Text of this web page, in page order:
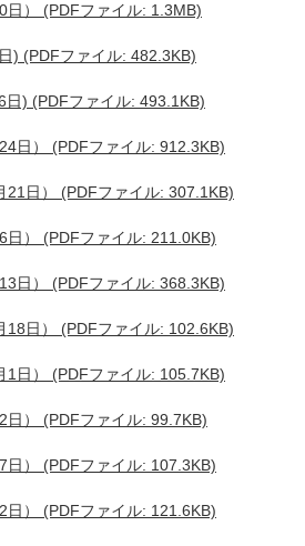
日） (PDFファイル: 1.3MB)
) (PDFファイル: 482.3KB)
) (PDFファイル: 493.1KB)
日） (PDFファイル: 912.3KB)
日） (PDFファイル: 307.1KB)
） (PDFファイル: 211.0KB)
日） (PDFファイル: 368.3KB)
日） (PDFファイル: 102.6KB)
日） (PDFファイル: 105.7KB)
） (PDFファイル: 99.7KB)
） (PDFファイル: 107.3KB)
） (PDFファイル: 121.6KB)